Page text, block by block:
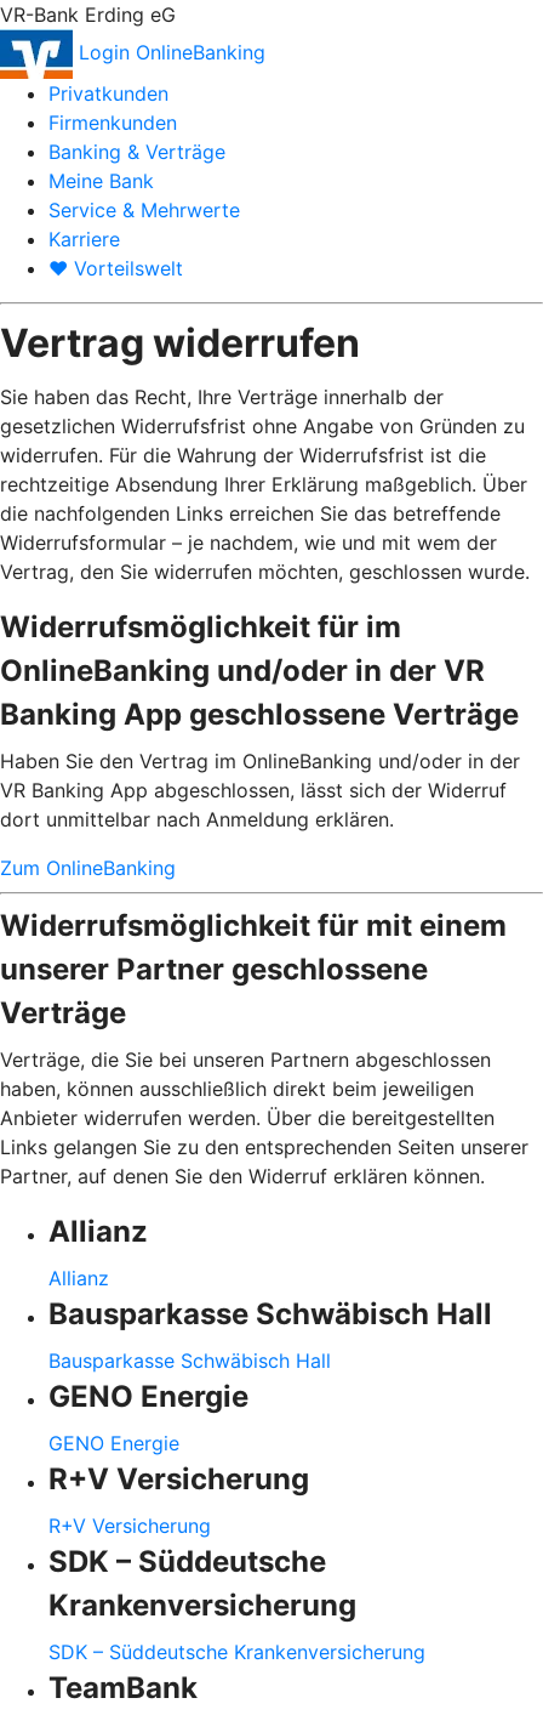
VR-Bank Erding eG
Login OnlineBanking
Privatkunden
Firmenkunden
Banking & Verträge
Meine Bank
Service & Mehrwerte
Karriere
♥ Vorteilswelt
Vertrag widerrufen
Sie haben das Recht, Ihre Verträge innerhalb der
gesetzlichen Widerrufsfrist ohne Angabe von Gründen zu
widerrufen. Für die Wahrung der Widerrufsfrist ist die
rechtzeitige Absendung Ihrer Erklärung maßgeblich. Über
die nachfolgenden Links erreichen Sie das betreffende
Widerrufsformular – je nachdem, wie und mit wem der
Vertrag, den Sie widerrufen möchten, geschlossen wurde.
Widerrufsmöglichkeit für im
OnlineBanking und/oder in der VR
Banking App geschlossene Verträge
Haben Sie den Vertrag im OnlineBanking und/oder in der
VR Banking App abgeschlossen, lässt sich der Widerruf
dort unmittelbar nach Anmeldung erklären.
Zum OnlineBanking
Widerrufsmöglichkeit für mit einem
unserer Partner geschlossene
Verträge
Verträge, die Sie bei unseren Partnern abgeschlossen
haben, können ausschließlich direkt beim jeweiligen
Anbieter widerrufen werden. Über die bereitgestellten
Links gelangen Sie zu den entsprechenden Seiten unserer
Partner, auf denen Sie den Widerruf erklären können.
Allianz
Allianz
Bausparkasse Schwäbisch Hall
Bausparkasse Schwäbisch Hall
GENO Energie
GENO Energie
R+V Versicherung
R+V Versicherung
SDK – Süddeutsche
Krankenversicherung
SDK – Süddeutsche Krankenversicherung
TeamBank